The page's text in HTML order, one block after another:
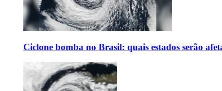
Ciclone bomba no Brasil: quais estados serão